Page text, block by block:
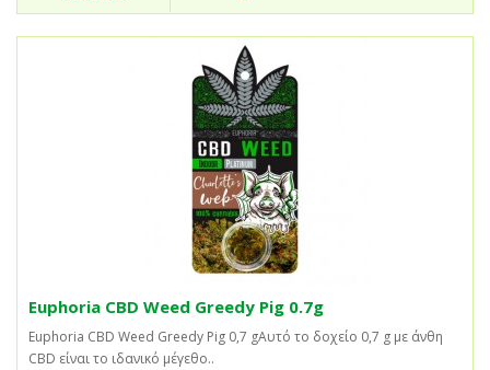
Euphoria CBD Weed Greedy Pig 0.7g
Euphoria CBD Weed Greedy Pig 0,7 gΑυτό το δοχείο 0,7 g με άνθη
CBD είναι το ιδανικό μέγεθο..